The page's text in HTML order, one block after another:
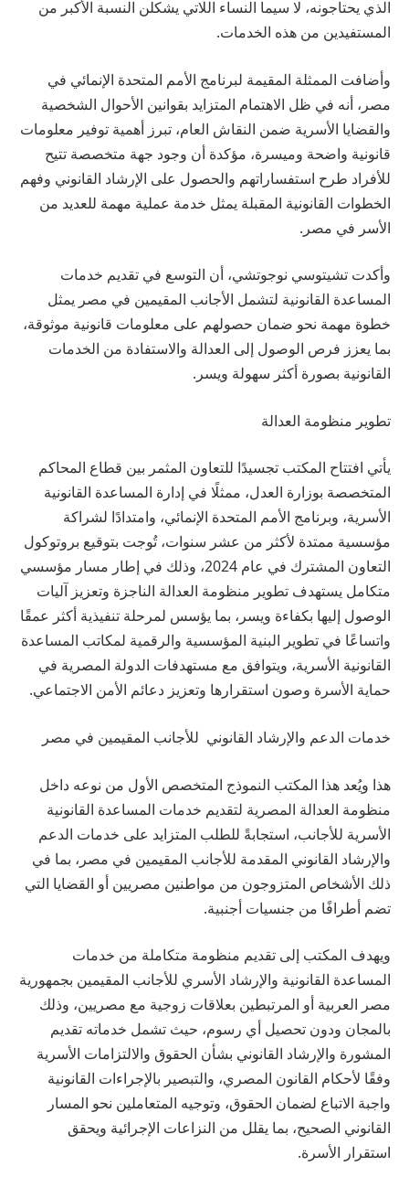
الذي يحتاجونه، لا سيما النساء اللاتي يشكلن النسبة الأكبر من
المستفيدين من هذه الخدمات.
وأضافت الممثلة المقيمة لبرنامج الأمم المتحدة الإنمائي في
مصر، أنه في ظل الاهتمام المتزايد بقوانين الأحوال الشخصية
والقضايا الأسرية ضمن النقاش العام، تبرز أهمية توفير معلومات
قانونية واضحة وميسرة، مؤكدة أن وجود جهة متخصصة تتيح
للأفراد طرح استفساراتهم والحصول على الإرشاد القانوني وفهم
الخطوات القانونية المقبلة يمثل خدمة عملية مهمة للعديد من
الأسر في مصر.
وأكدت تشيتوسي نوجوتشي، أن التوسع في تقديم خدمات
المساعدة القانونية لتشمل الأجانب المقيمين في مصر يمثل
خطوة مهمة نحو ضمان حصولهم على معلومات قانونية موثوقة،
بما يعزز فرص الوصول إلى العدالة والاستفادة من الخدمات
القانونية بصورة أكثر سهولة ويسر.
تطوير منظومة العدالة
يأتي افتتاح المكتب تجسيدًا للتعاون المثمر بين قطاع المحاكم
المتخصصة بوزارة العدل، ممثلًا في إدارة المساعدة القانونية
الأسرية، وبرنامج الأمم المتحدة الإنمائي، وامتدادًا لشراكة
مؤسسية ممتدة لأكثر من عشر سنوات، تُوجت بتوقيع بروتوكول
التعاون المشترك في عام 2024، وذلك في إطار مسار مؤسسي
متكامل يستهدف تطوير منظومة العدالة الناجزة وتعزيز آليات
الوصول إليها بكفاءة ويسر، بما يؤسس لمرحلة تنفيذية أكثر عمقًا
واتساعًا في تطوير البنية المؤسسية والرقمية لمكاتب المساعدة
القانونية الأسرية، ويتوافق مع مستهدفات الدولة المصرية في
حماية الأسرة وصون استقرارها وتعزيز دعائم الأمن الاجتماعي.
خدمات الدعم والإرشاد القانوني للأجانب المقيمين في مصر
هذا ويُعد هذا المكتب النموذج المتخصص الأول من نوعه داخل
منظومة العدالة المصرية لتقديم خدمات المساعدة القانونية
الأسرية للأجانب، استجابةً للطلب المتزايد على خدمات الدعم
والإرشاد القانوني المقدمة للأجانب المقيمين في مصر، بما في
ذلك الأشخاص المتزوجون من مواطنين مصريين أو القضايا التي
تضم أطرافًا من جنسيات أجنبية.
ويهدف المكتب إلى تقديم منظومة متكاملة من خدمات
المساعدة القانونية والإرشاد الأسري للأجانب المقيمين بجمهورية
مصر العربية أو المرتبطين بعلاقات زوجية مع مصريين، وذلك
بالمجان ودون تحصيل أي رسوم، حيث تشمل خدماته تقديم
المشورة والإرشاد القانوني بشأن الحقوق والالتزامات الأسرية
وفقًا لأحكام القانون المصري، والتبصير بالإجراءات القانونية
واجبة الاتباع لضمان الحقوق، وتوجيه المتعاملين نحو المسار
القانوني الصحيح، بما يقلل من النزاعات الإجرائية ويحقق
استقرار الأسرة.